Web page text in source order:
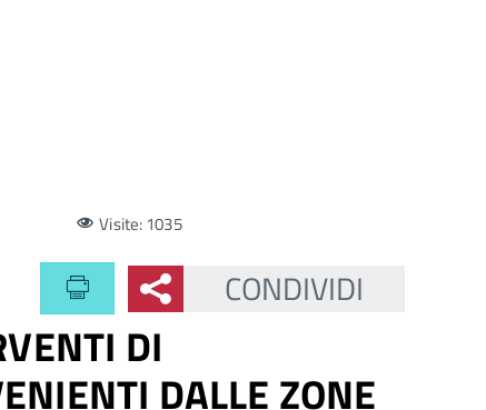
Visite: 1035
CONDIVIDI
DI
DALLE ZONE